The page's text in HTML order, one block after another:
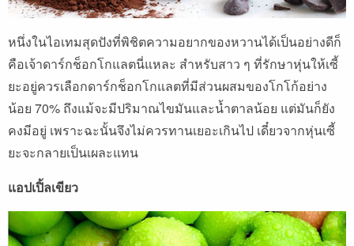
หนึ่งในไอเทมสุดปังที่พิชิตความอยากของหวานได้เป็นอย่างดีก็
คือเจ้าดาร์กช็อกโกแลตนี่แหละ สำหรับสาว ๆ ที่รักษาหุ่นให้เซี้
ยะอยู่ควรเลือกดาร์กช็อกโกแลตที่มีส่วนผสมของโกโก้อย่าง
น้อย 70% ถึงแม้จะมีปริมาณไขมันและน้ำตาลน้อย แต่มันก็ยัง
คงมีอยู่ เพราะฉะนั้นจึงไม่ควรทานเยอะเกินไป เดี๋ยวจากหุ่นเซี้
ยะจะกลายเป็นเผละแทน
แอปเปิ้ลเขียว